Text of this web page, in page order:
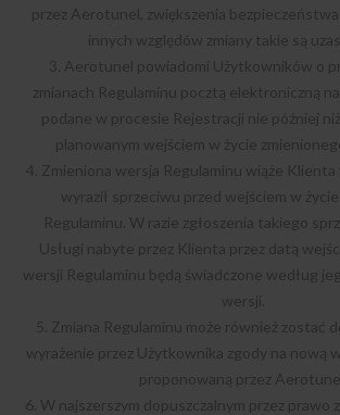
przez Aerotunel, zwiększenia bezpieczeństwa
innych względów zmiany takie są
3. Aerotunel powiadomi Użytkowników o
zmianach Regulaminu pocztą elektroniczną
podane w procesie Rejestracji nie później
planowanym wejściem w życie
4. Zmieniona wersja Regulaminu wiąże Klienta
wyraził sprzeciwu przed wejściem w
Regulaminu. W razie zgłoszenia takiego
Usługi nabyte przez Klienta przez datą
wersji Regulaminu będą świadczone według
wersji.
5. Zmiana Regulaminu może również zostać
wyrażenie przez Użytkownika zgody na nową
proponowaną przez
6. W najszerszym dopuszczalnym przez prawo